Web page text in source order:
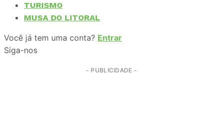
TURISMO
MUSA DO LITORAL
Você já tem uma conta? Entrar
Siga-nos
- PUBLICIDADE -